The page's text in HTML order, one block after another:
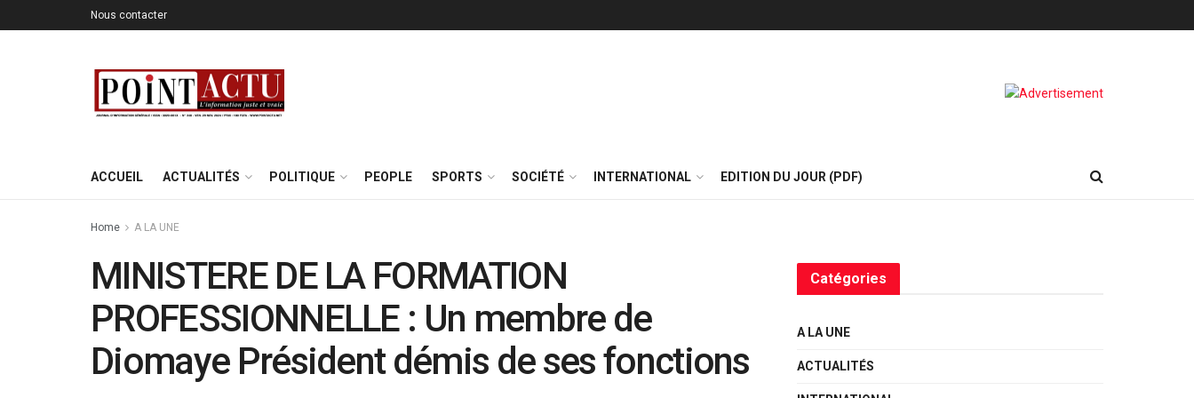
Nous contacter
ACCUEIL ACTUALITÉS POLITIQUE PEOPLE SPORTS SOCIÉTÉ INTERNATIONAL EDITION DU JOUR (PDF)
Home A LA UNE
MINISTERE DE LA FORMATION
PROFESSIONNELLE : Un membre de
Diomaye Président démis de ses fonctions
Catégories
A LA UNE
ACTUALITÉS